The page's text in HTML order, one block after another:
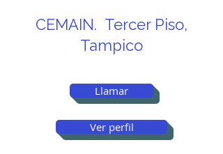
CEMAIN. Tercer Piso,
Tampico
Llamar
Ver perfil